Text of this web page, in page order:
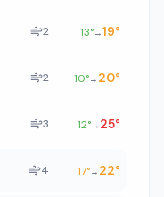
2 13°→19°
2 10°→ 20°
3 12°→ 25°
4 17°→ 22°